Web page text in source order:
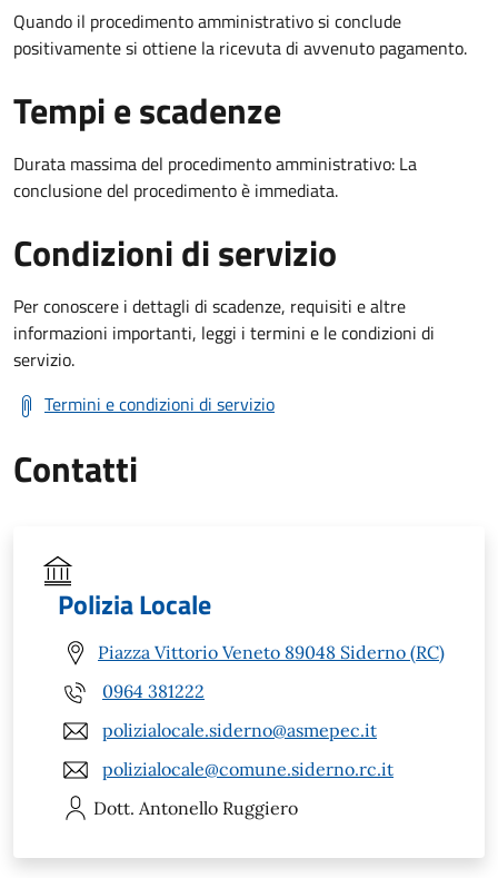
Quando il procedimento amministrativo si conclude
positivamente si ottiene la ricevuta di avvenuto pagamento.
Tempi e scadenze
Durata massima del procedimento amministrativo: La
conclusione del procedimento è immediata.
Condizioni di servizio
Per conoscere i dettagli di scadenze, requisiti e altre
informazioni importanti, leggi i termini e le condizioni di
servizio.
Termini e condizioni di servizio
Contatti
Polizia Locale
Piazza Vittorio Veneto 89048 Siderno (RC)
0964 381222
polizialocale.siderno@asmepec.it
polizialocale@comune.siderno.rc.it
Dott. Antonello Ruggiero